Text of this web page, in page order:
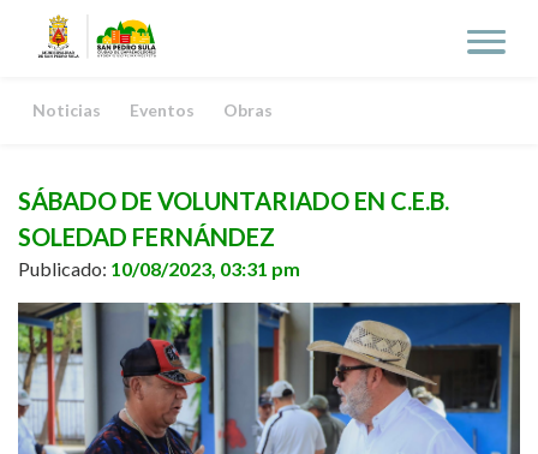
Noticias Eventos Obras
SÁBADO DE VOLUNTARIADO EN C.E.B.
SOLEDAD FERNÁNDEZ
Publicado: 10/08/2023, 03:31 pm